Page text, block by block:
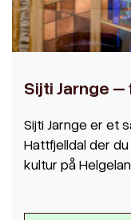
Sijti Jarnge
Sijti Jarnge er et
Hattfjelldal der
kultur på